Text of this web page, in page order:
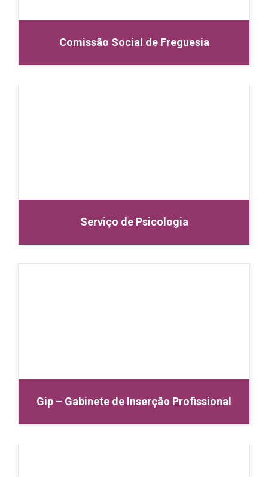
Comissão Social de Freguesia
Serviço de Psicologia
Gip – Gabinete de Inserção Profissional